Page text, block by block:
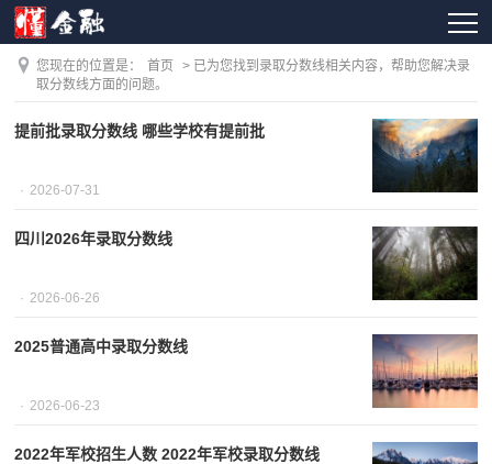
您现在的位置是： 首页
> 已为您找到录取分数线相关内容，帮助您解决录
取分数线方面的问题。
提前批录取分数线 哪些学校有提前批
2026-07-31
四川2026年录取分数线
2026-06-26
2025普通高中录取分数线
2026-06-23
2022年军校招生人数 2022年军校录取分数线